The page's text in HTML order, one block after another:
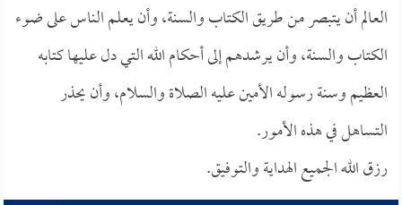
العالم أن يتبصر من طريق الكتاب والسنة، وأن يعلم الناس على ضوء
الكتاب والسنة، وأن يرشدهم إلى أحكام الله التي دل عليها كتابه
العظيم وسنة رسوله الأمين عليه الصلاة والسلام، وأن يحذر
التساهل في هذه الأمور.
رزق الله الجميع الهداية والتوفيق.